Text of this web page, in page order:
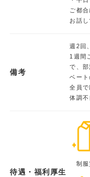
ご都
お話し
備考
週2回
1週間
で、
ベート
全員
体調不
待遇・福利厚生
制